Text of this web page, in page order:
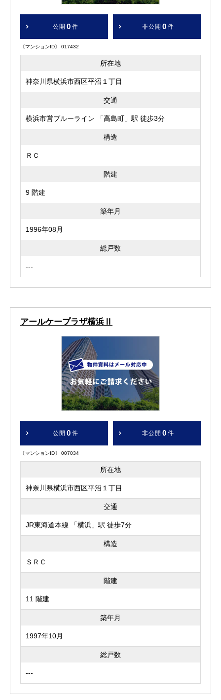
公開 0 件 非公開 0 件
〔マンションID〕 017432
所在地
神奈川県横浜市西区平沼１丁目
交通
横浜市営ブルーライン 「高島町」駅 徒歩3分
構造
ＲＣ
階建
9 階建
築年月
1996年08月
総戸数
---
アールケープラザ横浜Ⅱ
公開 0 件 非公開 0 件
〔マンションID〕 007034
所在地
神奈川県横浜市西区平沼１丁目
交通
JR東海道本線 「横浜」駅 徒歩7分
構造
ＳＲＣ
階建
11 階建
築年月
1997年10月
総戸数
---